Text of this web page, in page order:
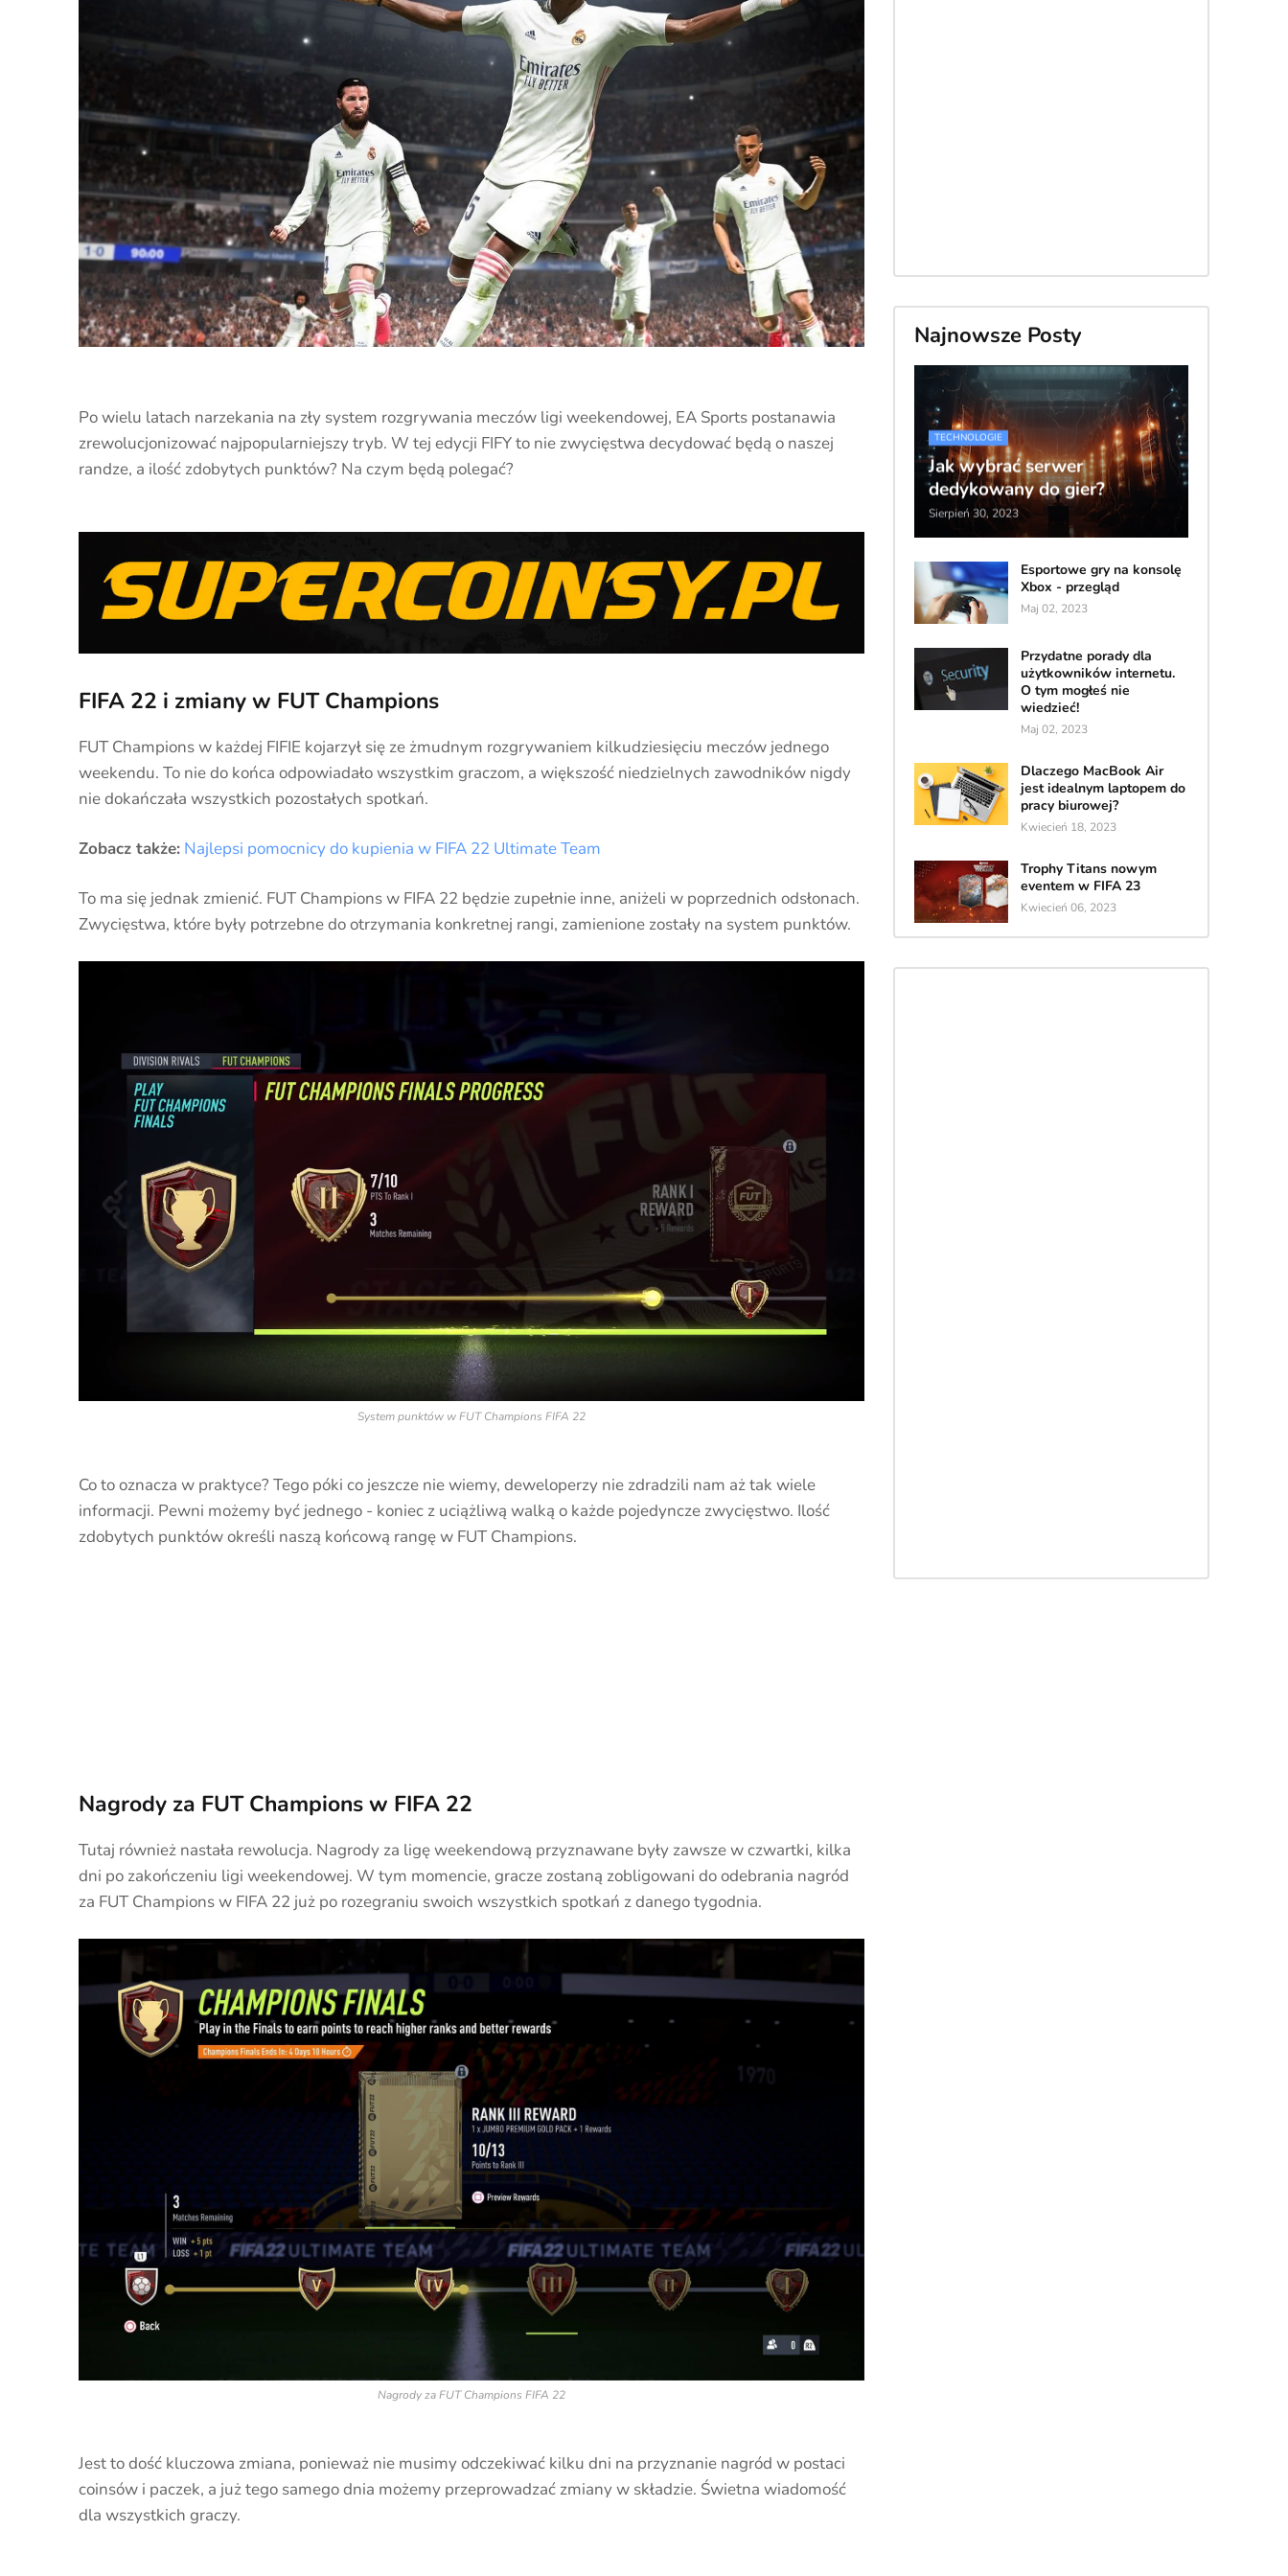
Po wielu latach narzekania na zły system rozgrywania meczów ligi weekendowej, EA Sports postanawia
zrewolucjonizować najpopularniejszy tryb. W tej edycji FIFY to nie zwycięstwa decydować będą o naszej
randze, a ilość zdobytych punktów? Na czym będą polegać?
FIFA 22 i zmiany w FUT Champions
FUT Champions w każdej FIFIE kojarzył się ze żmudnym rozgrywaniem kilkudziesięciu meczów jednego
weekendu. To nie do końca odpowiadało wszystkim graczom, a większość niedzielnych zawodników nigdy
nie dokańczała wszystkich pozostałych spotkań.
Zobacz także: Najlepsi pomocnicy do kupienia w FIFA 22 Ultimate Team
To ma się jednak zmienić. FUT Champions w FIFA 22 będzie zupełnie inne, aniżeli w poprzednich odsłonach.
Zwycięstwa, które były potrzebne do otrzymania konkretnej rangi, zamienione zostały na system punktów.
System punktów w FUT Champions FIFA 22
Co to oznacza w praktyce? Tego póki co jeszcze nie wiemy, deweloperzy nie zdradzili nam aż tak wiele
informacji. Pewni możemy być jednego - koniec z uciążliwą walką o każde pojedyncze zwycięstwo. Ilość
zdobytych punktów określi naszą końcową rangę w FUT Champions.
Nagrody za FUT Champions w FIFA 22
Tutaj również nastała rewolucja. Nagrody za ligę weekendową przyznawane były zawsze w czwartki, kilka
dni po zakończeniu ligi weekendowej. W tym momencie, gracze zostaną zobligowani do odebrania nagród
za FUT Champions w FIFA 22 już po rozegraniu swoich wszystkich spotkań z danego tygodnia.
Nagrody za FUT Champions FIFA 22
Jest to dość kluczowa zmiana, ponieważ nie musimy odczekiwać kilku dni na przyznanie nagród w postaci
coinsów i paczek, a już tego samego dnia możemy przeprowadzać zmiany w składzie. Świetna wiadomość
dla wszystkich graczy.
Najnowsze Posty
TECHNOLOGIE
Jak wybrać serwer
dedykowany do gier?
Sierpień 30, 2023
Esportowe gry na konsolę
Xbox - przegląd
Maj 02, 2023
Przydatne porady dla
użytkowników internetu.
O tym mogłeś nie
wiedzieć!
Maj 02, 2023
Dlaczego MacBook Air
jest idealnym laptopem do
pracy biurowej?
Kwiecień 18, 2023
Trophy Titans nowym
eventem w FIFA 23
Kwiecień 06, 2023